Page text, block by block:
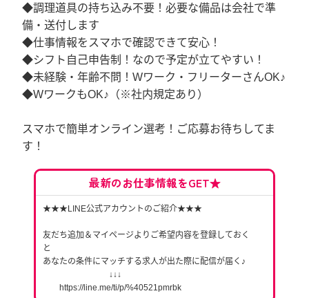
◆調理道具の持ち込み不要！必要な備品は会社で準
備・送付します
◆仕事情報をスマホで確認できて安心！
◆シフト自己申告制！なので予定が立てやすい！
◆未経験・年齢不問！Wワーク・フリーターさんOK♪
◆WワークもOK♪（※社内規定あり）
スマホで簡単オンライン選考！ご応募お待ちしてま
す！
最新のお仕事情報をGET★
★★★LINE公式アカウントのご紹介★★★
友だち追加＆マイページよりご希望内容を登録しておく
と
あなたの条件にマッチする求人が出た際に配信が届く♪
↓↓↓
https://line.me/ti/p/%40521pmrbk